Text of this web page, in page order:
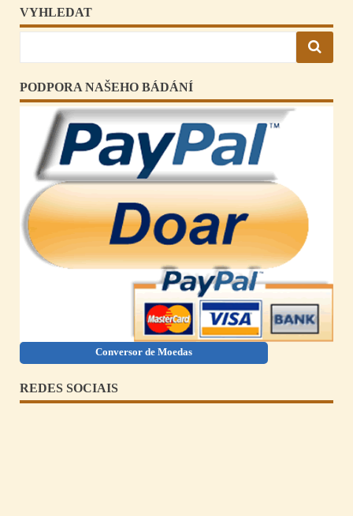
VYHLEDAT
PODPORA NAŠEHO BÁDÁNÍ
Conversor de Moedas
REDES SOCIAIS